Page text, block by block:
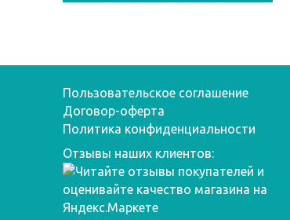
Пользовательское соглашение
Договор-оферта
Политика конфиденциальности
Отзывы наших клиентов: